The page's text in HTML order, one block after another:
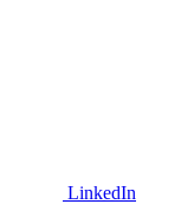
LinkedIn